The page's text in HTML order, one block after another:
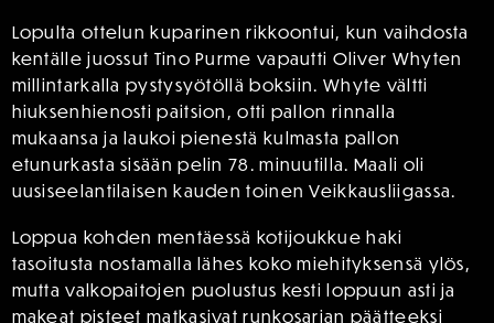
Lopulta ottelun kuparinen rikkoontui, kun vaihdosta
kentälle juossut Tino Purme vapautti Oliver Whyten
millintarkalla pystysyötöllä boksiin. Whyte vältti
hiuksenhienosti paitsion, otti pallon rinnalla
mukaansa ja laukoi pienestä kulmasta pallon
etunurkasta sisään pelin 78. minuutilla. Maali oli
uusiseelantilaisen kauden toinen Veikkausliigassa.
Loppua kohden mentäessä kotijoukkue haki
tasoitusta nostamalla lähes koko miehityksensä ylös,
mutta valkopaitojen puolustus kesti loppuun asti ja
makeat pisteet matkasivat runkosarjan päätteeksi